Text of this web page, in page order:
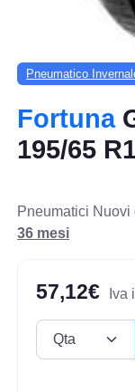
Pneumatico
Fortuna
195/65
Pneumatici
36 mesi
57,12€ Iva